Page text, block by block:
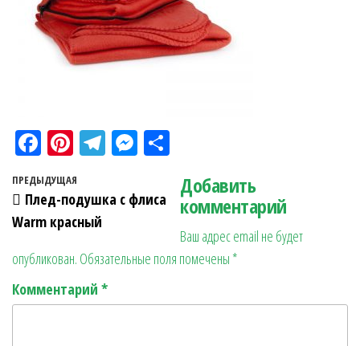
Fa
ce
bo
ok
Pi
nt
er
es
t
Te
gr
M
se
r
ра
в
ит
ь
Навигация по записям
Предыдущая запись
ПРЕДЫДУЩАЯ
Плед-подушка с флиса
Warm красный
Добавить
комментарий
Ваш адрес email не будет
опубликован. Обязательные поля помечены *
Комментарий *